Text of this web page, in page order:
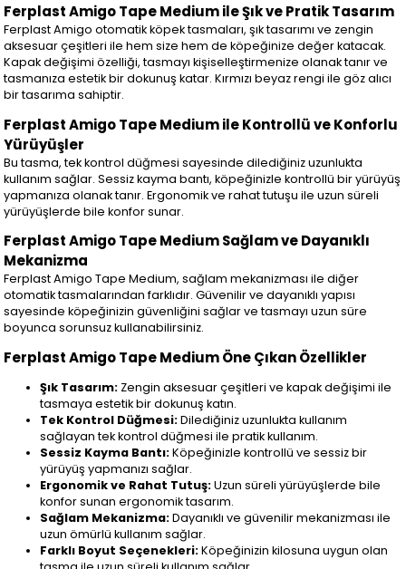
Ferplast Amigo Tape Medium ile Şık ve Pratik Tasarım
Ferplast Amigo otomatik köpek tasmaları, şık tasarımı ve zengin
aksesuar çeşitleri ile hem size hem de köpeğinize değer katacak.
Kapak değişimi özelliği, tasmayı kişiselleştirmenize olanak tanır ve
tasmanıza estetik bir dokunuş katar. Kırmızı beyaz rengi ile göz alıcı
bir tasarıma sahiptir.
Ferplast Amigo Tape Medium ile Kontrollü ve Konforlu
Yürüyüşler
Bu tasma, tek kontrol düğmesi sayesinde dilediğiniz uzunlukta
kullanım sağlar. Sessiz kayma bantı, köpeğinizle kontrollü bir yürüyüş
yapmanıza olanak tanır. Ergonomik ve rahat tutuşu ile uzun süreli
yürüyüşlerde bile konfor sunar.
Ferplast Amigo Tape Medium Sağlam ve Dayanıklı
Mekanizma
Ferplast Amigo Tape Medium, sağlam mekanizması ile diğer
otomatik tasmalarından farklıdır. Güvenilir ve dayanıklı yapısı
sayesinde köpeğinizin güvenliğini sağlar ve tasmayı uzun süre
boyunca sorunsuz kullanabilirsiniz.
Ferplast Amigo Tape Medium Öne Çıkan Özellikler
Şık Tasarım: Zengin aksesuar çeşitleri ve kapak değişimi ile
tasmaya estetik bir dokunuş katın.
Tek Kontrol Düğmesi:Dilediğiniz uzunlukta kullanım
sağlayan tek kontrol düğmesi ile pratik kullanım.
Sessiz Kayma Bantı:Köpeğinizle kontrollü ve sessiz bir
yürüyüş yapmanızı sağlar.
Ergonomik ve Rahat Tutuş:Uzun süreli yürüyüşlerde bile
konfor sunan ergonomik tasarım.
Sağlam Mekanizma:Dayanıklı ve güvenilir mekanizması ile
uzun ömürlü kullanım sağlar.
Farklı Boyut Seçenekleri:Köpeğinizin kilosuna uygun olan